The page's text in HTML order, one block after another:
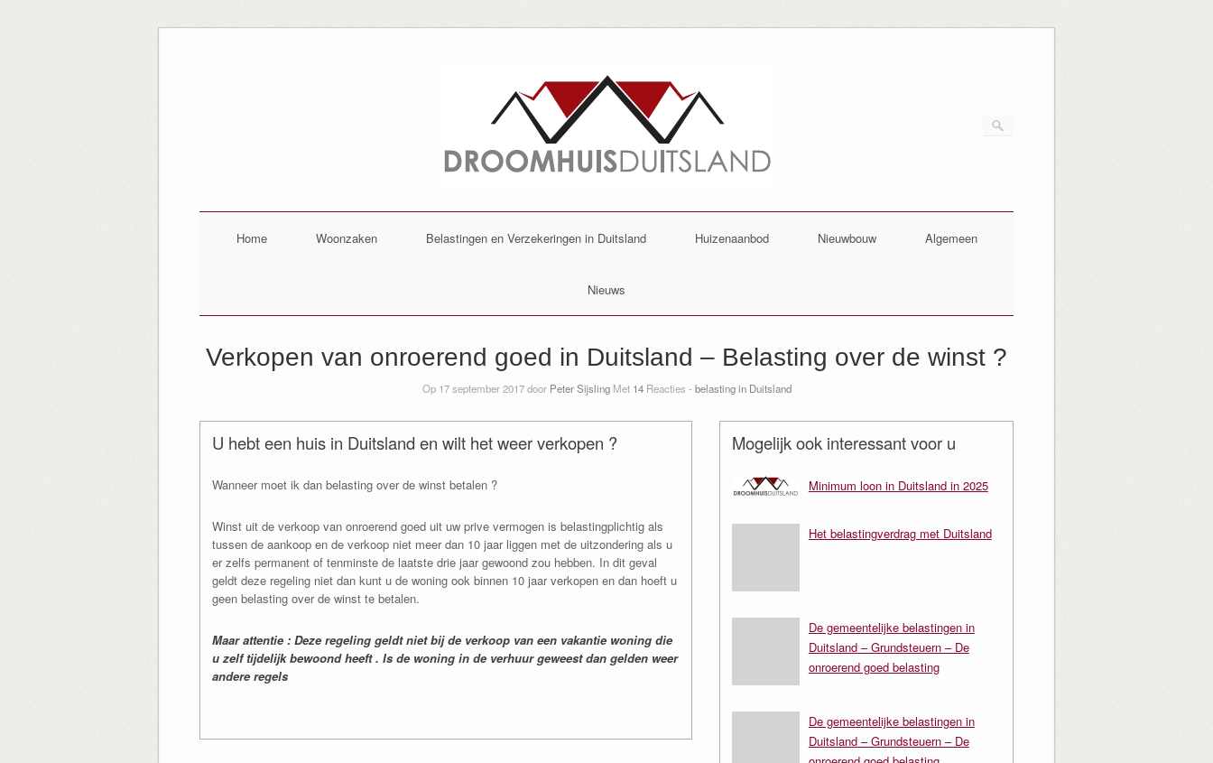
Home Woonzaken Belastingen en Verzekeringen in Duitsland Huizenaanbod Nieuwbouw Algemeen
Nieuws
Verkopen van onroerend goed in Duitsland – Belasting over de winst ?
Op 17 september 2017 door Peter SijslingMet 14Reacties - belasting in Duitsland
U hebt een huis in Duitsland en wilt het weer verkopen ?
Wanneer moet ik dan belasting over de winst betalen ?
Winst uit de verkoop van onroerend goed uit uw prive vermogen is belastingplichtig als
tussen de aankoop en de verkoop niet meer dan 10 jaar liggen met de uitzondering als u
er zelfs permanent of tenminste de laatste drie jaar gewoond zou hebben. In dit geval
geldt deze regeling niet dan kunt u de woning ook binnen 10 jaar verkopen en dan hoeft u
geen belasting over de winst te betalen.
Maar attentie : Deze regeling geldt niet bij de verkoop van een vakantie woning die
u zelf tijdelijk bewoond heeft . Is de woning in de verhuur geweest dan gelden weer
andere regels
Mogelijk ook interessant voor u
Minimum loon in Duitsland in 2025
Het belastingverdrag met Duitsland
De gemeentelijke belastingen in
Duitsland – Grundsteuern – De
onroerend goed belasting
De gemeentelijke belastingen in
Duitsland – Grundsteuern – De